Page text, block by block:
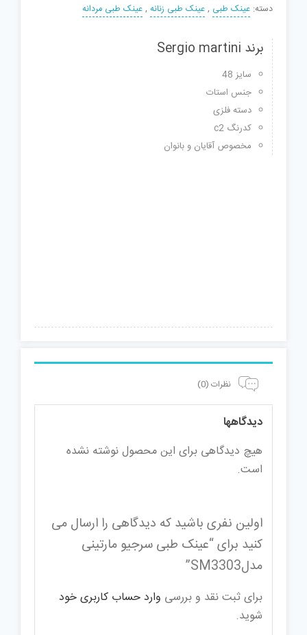
دسته: عینک طبی ,عینک طبی زنانه ,عینک طبی مردانه
برند Sergio martini
سایز 48
جنس استات
دسته فلزی
کدرنگ c2
مخصوص آقایان و بانوان
نظرات (0)
دیدگاهها
هیچ دیدگاهی برای این محصول نوشته نشده
است.
اولین نفری باشید که دیدگاهی را ارسال می
کنید برای “عینک طبی سرجیو مارتینی
مدلSM3303”
برای ثبت نقد و بررسی وارد حساب کاربری خود
شوید.